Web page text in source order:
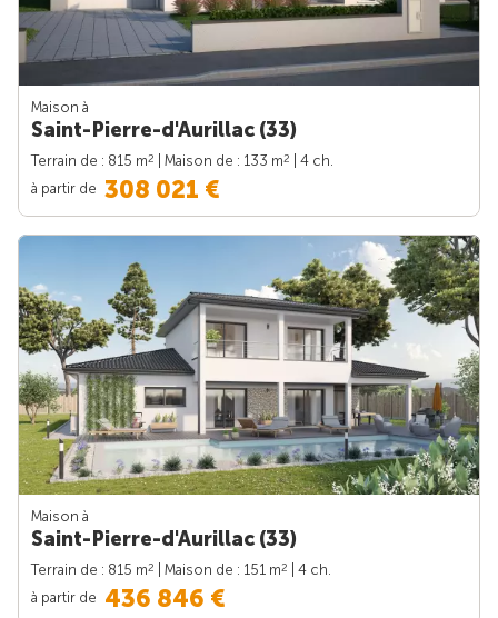
Maison à
Saint-Pierre-d'Aurillac (33)
Terrain de : 815 m2 | Maison de : 133 m2
| 4 ch.
à partir de 308 021 €
Maison à
Saint-Pierre-d'Aurillac (33)
Terrain de : 815 m2 | Maison de : 151 m2
| 4 ch.
à partir de 436 846 €